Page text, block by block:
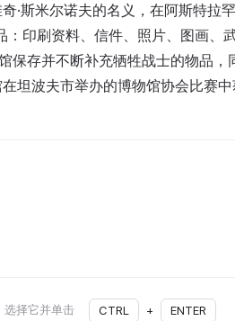
·斯米尔诺夫的名义，在阿斯特拉
印刷资料、信件、照片、图画、
保存并不断补充牺牲战士的物品，
坦波夫市举办的博物馆协会比赛中
选择它并单击 CTRL + ENTER